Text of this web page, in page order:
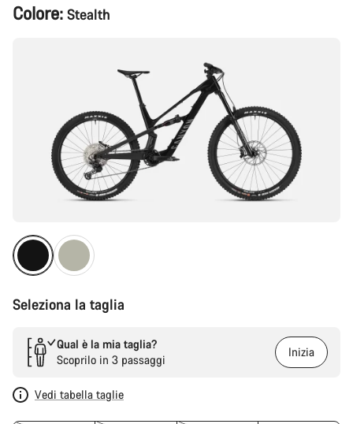
Configurazione
del
Colore: Stealth
Seleziona la taglia
Qual è la mia taglia?
Scoprilo in 3 passaggi
Inizia
Vedi tabella taglie